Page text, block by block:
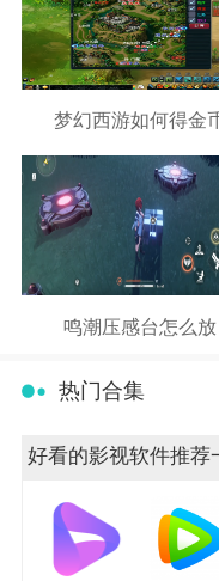
梦幻西游如何得金
鸣潮压感台怎么放
热门合集
好看的影视软件推荐